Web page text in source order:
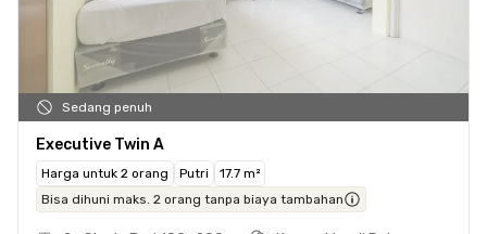
Sedang penuh
Executive Twin A
Harga untuk 2 orang Putri
17.7 m²
Bisa dihuni maks. 2 orang tanpa biaya tambahan